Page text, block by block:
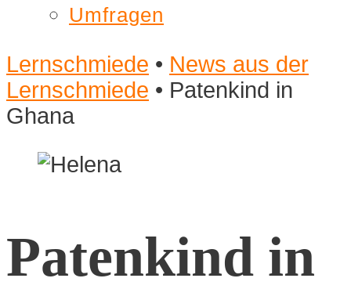
Umfragen
Lernschmiede • News aus der
Lernschmiede • Patenkind in
Ghana
Patenkind in